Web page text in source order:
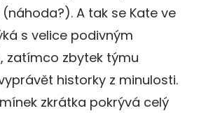
A tak se Kate ve
s velice podivným
zatímco zbytek týmu
historky z minulosti.
zkrátka pokrývá celý